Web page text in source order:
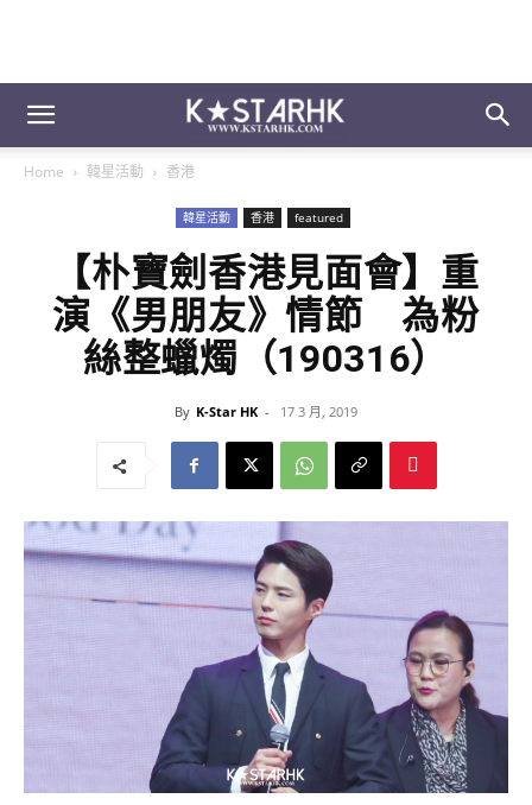
Home 韓星活動 香港
韓星活動 香港 featured
【朴寶劍香港見面會】重
演《男朋友》情節 為粉
絲整蠟燭（190316）
By K-Star HK - 17 3 月, 2019